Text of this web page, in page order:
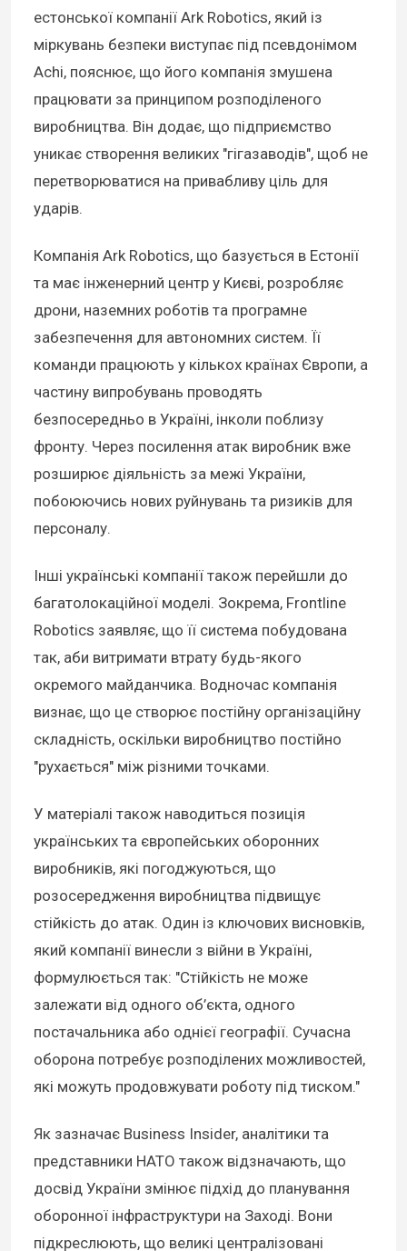
естонської компанії Ark Robotics, який із
міркувань безпеки виступає під псевдонімом
Achi, пояснює, що його компанія змушена
працювати за принципом розподіленого
виробництва. Він додає, що підприємство
уникає створення великих "гігазаводів", щоб не
перетворюватися на привабливу ціль для
ударів.
Компанія Ark Robotics, що базується в Естонії
та має інженерний центр у Києві, розробляє
дрони, наземних роботів та програмне
забезпечення для автономних систем. Її
команди працюють у кількох країнах Європи, а
частину випробувань проводять
безпосередньо в Україні, інколи поблизу
фронту. Через посилення атак виробник вже
розширює діяльність за межі України,
побоюючись нових руйнувань та ризиків для
персоналу.
Інші українські компанії також перейшли до
багатолокаційної моделі. Зокрема, Frontline
Robotics заявляє, що її система побудована
так, аби витримати втрату будь-якого
окремого майданчика. Водночас компанія
визнає, що це створює постійну організаційну
складність, оскільки виробництво постійно
"рухається" між різними точками.
У матеріалі також наводиться позиція
українських та європейських оборонних
виробників, які погоджуються, що
розосередження виробництва підвищує
стійкість до атак. Один із ключових висновків,
який компанії винесли з війни в Україні,
формулюється так: "Стійкість не може
залежати від одного об’єкта, одного
постачальника або однієї географії. Сучасна
оборона потребує розподілених можливостей,
які можуть продовжувати роботу під тиском."
Як зазначає Business Insider, аналітики та
представники НАТО також відзначають, що
досвід України змінює підхід до планування
оборонної інфраструктури на Заході. Вони
підкреслюють, що великі централізовані